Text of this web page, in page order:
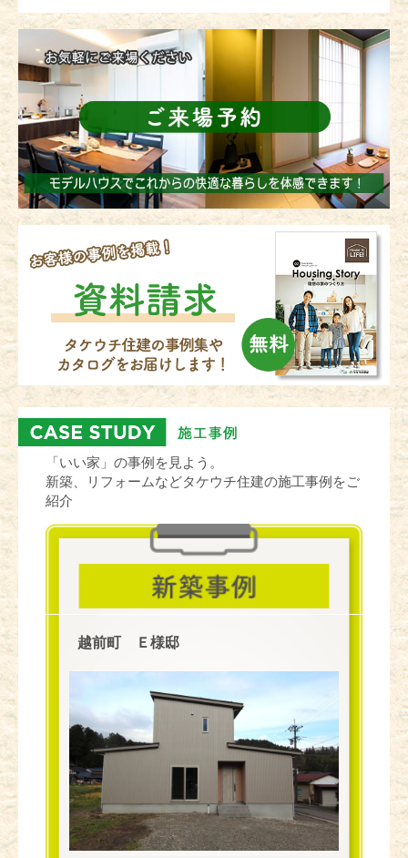
「いい家」の事例を見よう。
新築、リフォームなどタケウチ住建の施工事例をご
紹介
越前町 Ｅ様邸